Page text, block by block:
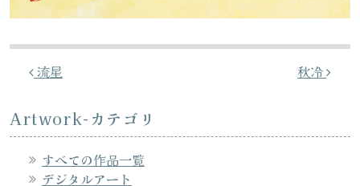
投稿ナビゲーション
流星 秋冷
Artwork-カテゴリ
すべての作品一覧
デジタルアート